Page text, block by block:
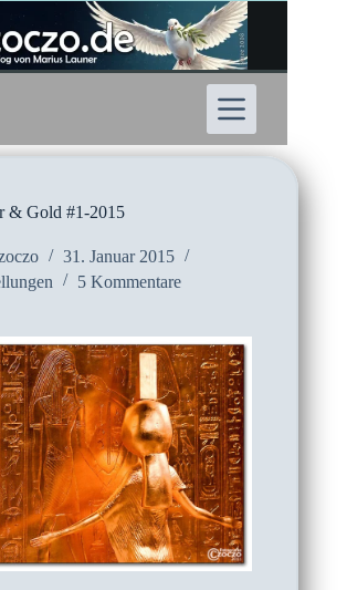
& Gold #1-2015
31. Januar 2015
5 Kommentare